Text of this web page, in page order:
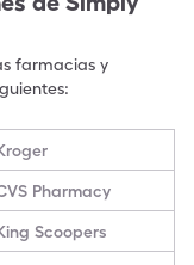
farmacias y
Pharmacy
Scoopers